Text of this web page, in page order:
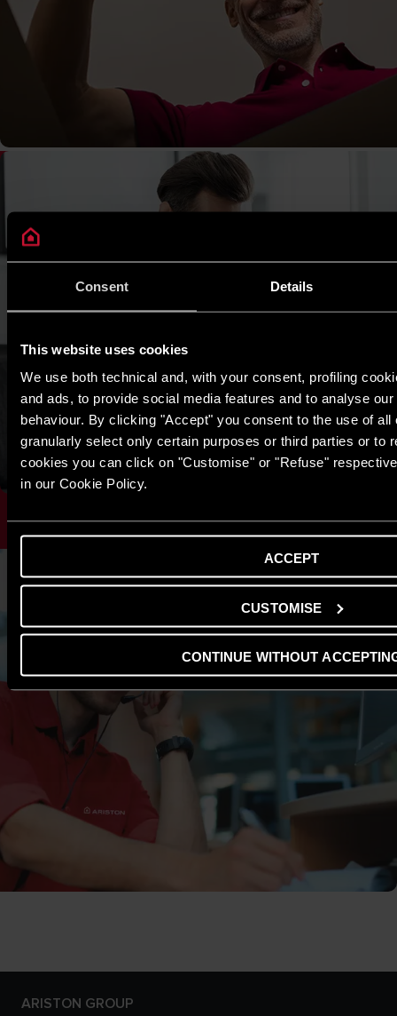
Consent Details
This website uses cookies
We use both technical and, with your consent, profiling
and ads, to provide social media features and to analyse
behaviour. By clicking "Accept" you consent to the use of all
granularly select only certain purposes or third parties or to
cookies you can click on "Customise" or "Refuse"
in our Cookie Policy.
ACCEPT
CUSTOMISE
CONTINUE WITHOUT
ARISTON GROUP